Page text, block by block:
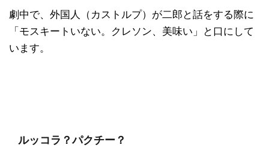
劇中で、外国人（カストルプ）が二郎と話をする際に
「モスキートいない。クレソン、美味い」と口にして
います。
ルッコラ？パクチー？